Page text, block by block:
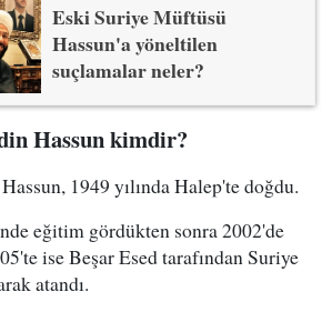
Eski Suriye Müftüsü
Hassun'a yöneltilen
suçlamalar neler?
Hassun kimdir?
1949 yılında Halep'te doğdu.
eğitim gördükten sonra 2002'de
ise Beşar Esed tarafından Suriye
atandı.